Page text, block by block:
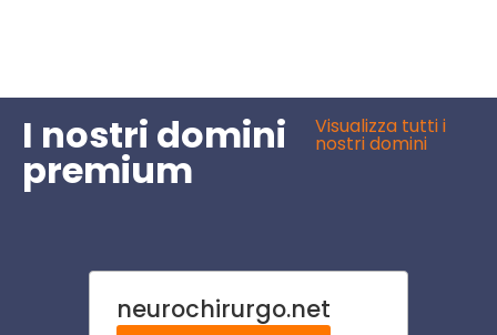
I nostri domini
premium
Visualizza tutti i
nostri domini
neurochirurgo.net